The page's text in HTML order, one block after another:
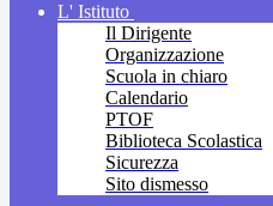
L' Istituto
Il Dirigente
Organizzazione
Scuola in chiaro
Calendario
PTOF
Biblioteca Scolastica
Sicurezza
Sito dismesso